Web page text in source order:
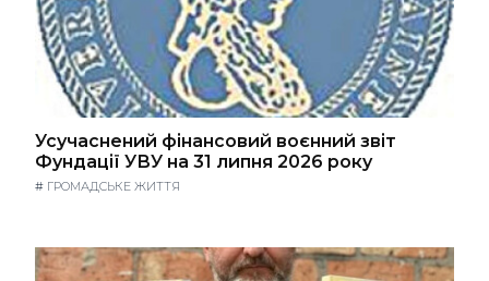
Усучаснений фінансовий воєнний звіт
Фундації УВУ на 31 липня 2026 року
# ГРОМАДСЬКЕ ЖИТТЯ